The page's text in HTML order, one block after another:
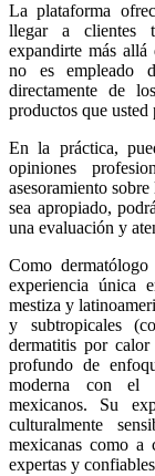
La plataforma
llegar a clientes
expandirte más allá
no es empleado
directamente de
productos que usted
En la práctica,
opiniones
asesoramiento
sea apropiado,
una evaluación y
Como
experiencia única
mestiza y
y subtropicales
dermatitis por
profundo de
moderna con el
mexicanos. Su
culturalmente
mexicanas como a
expertas y